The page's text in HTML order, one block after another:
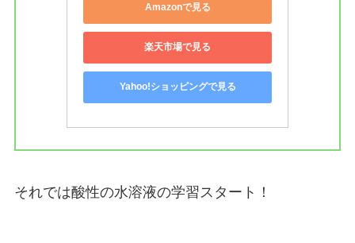
Amazonで見る
楽天市場で見る
Yahoo!ショッピングで見る
それでは酸性の水溶液の学習スタート！